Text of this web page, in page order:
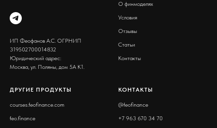
ИП Феофанов А.С. ОГРНИП
319502700014832
Юридический адрес:
Москва, ул. Поляны, дом 5А К1.
О финмоделях
Условия
Отзывы
Статьи
Контакты
ДРУГИЕ ПРОДУКТЫ
courses.feofinance.com
feo.finance
КОНТАКТЫ
@feofinance
+7 963 670 34 70